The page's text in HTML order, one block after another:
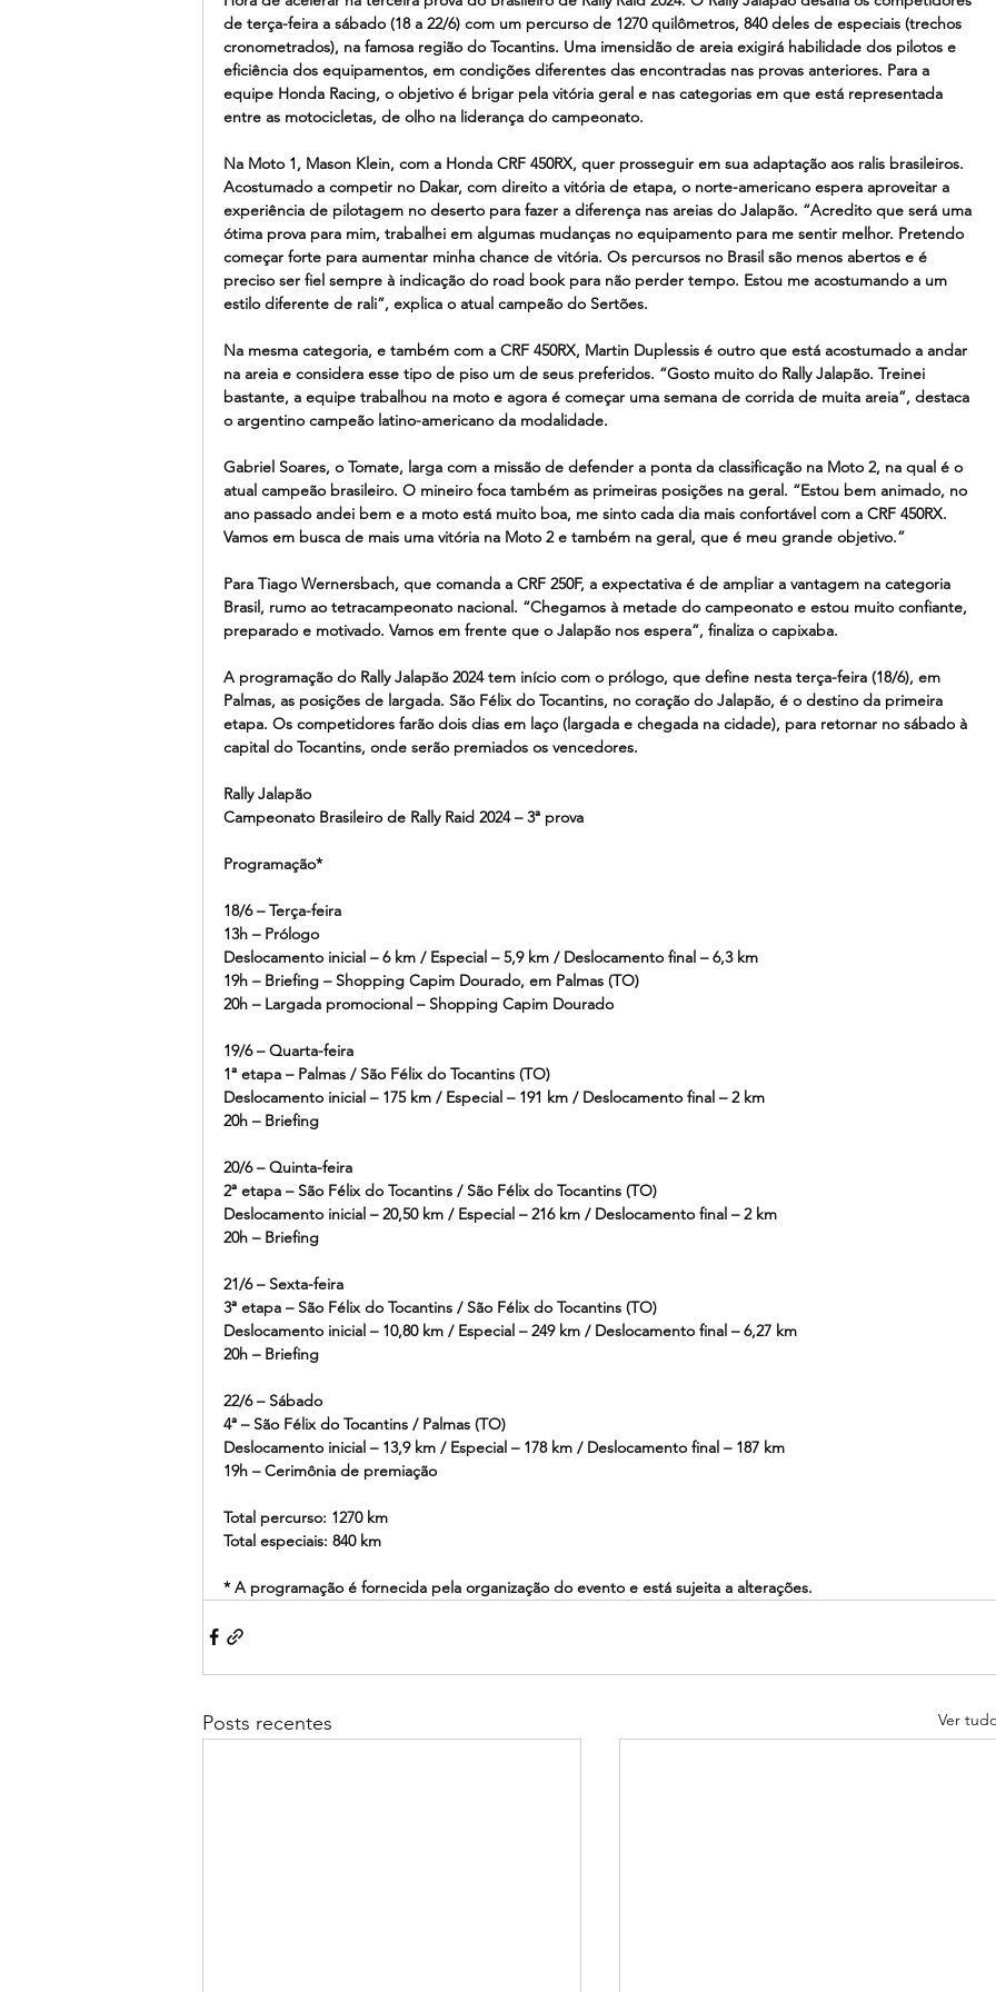
de terça-feira a sábado (18 a 22/6) com um percurso de 1270 quilômetros, 840 deles de especiais (trechos
cronometrados), na famosa região do Tocantins. Uma imensidão de areia exigirá habilidade dos pilotos e
eficiência dos equipamentos, em condições diferentes das encontradas nas provas anteriores. Para a
equipe Honda Racing, o objetivo é brigar pela vitória geral e nas categorias em que está representada
entre as motocicletas, de olho na liderança do campeonato.
Na Moto 1, Mason Klein, com a Honda CRF 450RX, quer prosseguir em sua adaptação aos ralis brasileiros.
Acostumado a competir no Dakar, com direito a vitória de etapa, o norte-americano espera aproveitar a
experiência de pilotagem no deserto para fazer a diferença nas areias do Jalapão. “Acredito que será uma
ótima prova para mim, trabalhei em algumas mudanças no equipamento para me sentir melhor. Pretendo
começar forte para aumentar minha chance de vitória. Os percursos no Brasil são menos abertos e é
preciso ser fiel sempre à indicação do road book para não perder tempo. Estou me acostumando a um
estilo diferente de rali”, explica o atual campeão do Sertões.
Na mesma categoria, e também com a CRF 450RX, Martin Duplessis é outro que está acostumado a andar
na areia e considera esse tipo de piso um de seus preferidos. “Gosto muito do Rally Jalapão. Treinei
bastante, a equipe trabalhou na moto e agora é começar uma semana de corrida de muita areia”, destaca
o argentino campeão latino-americano da modalidade.
Gabriel Soares, o Tomate, larga com a missão de defender a ponta da classificação na Moto 2, na qual é o
atual campeão brasileiro. O mineiro foca também as primeiras posições na geral. “Estou bem animado, no
ano passado andei bem e a moto está muito boa, me sinto cada dia mais confortável com a CRF 450RX.
Vamos em busca de mais uma vitória na Moto 2 e também na geral, que é meu grande objetivo.”
Para Tiago Wernersbach, que comanda a CRF 250F, a expectativa é de ampliar a vantagem na categoria
Brasil, rumo ao tetracampeonato nacional. “Chegamos à metade do campeonato e estou muito confiante,
preparado e motivado. Vamos em frente que o Jalapão nos espera”, finaliza o capixaba.
A programação do Rally Jalapão 2024 tem início com o prólogo, que define nesta terça-feira (18/6), em
Palmas, as posições de largada. São Félix do Tocantins, no coração do Jalapão, é o destino da primeira
etapa. Os competidores farão dois dias em laço (largada e chegada na cidade), para retornar no sábado à
capital do Tocantins, onde serão premiados os vencedores.
Rally Jalapão
Campeonato Brasileiro de Rally Raid 2024 – 3ª prova
Programação*
18/6 – Terça-feira
13h – Prólogo
Deslocamento inicial – 6 km / Especial – 5,9 km / Deslocamento final – 6,3 km
19h – Briefing – Shopping Capim Dourado, em Palmas (TO)
20h – Largada promocional – Shopping Capim Dourado
19/6 – Quarta-feira
1ª etapa – Palmas / São Félix do Tocantins (TO)
Deslocamento inicial – 175 km / Especial – 191 km / Deslocamento final – 2 km
20h – Briefing
20/6 – Quinta-feira
2ª etapa – São Félix do Tocantins / São Félix do Tocantins (TO)
Deslocamento inicial – 20,50 km / Especial – 216 km / Deslocamento final – 2 km
20h – Briefing
21/6 – Sexta-feira
3ª etapa – São Félix do Tocantins / São Félix do Tocantins (TO)
Deslocamento inicial – 10,80 km / Especial – 249 km / Deslocamento final – 6,27 km
20h – Briefing
22/6 – Sábado
4ª – São Félix do Tocantins / Palmas (TO)
Deslocamento inicial – 13,9 km / Especial – 178 km / Deslocamento final – 187 km
19h – Cerimônia de premiação
Total percurso: 1270 km
Total especiais: 840 km
* A programação é fornecida pela organização do evento e está sujeita a alterações.
Posts recentes Ver